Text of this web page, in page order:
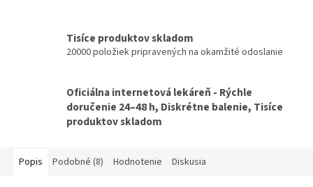
Tisíce produktov skladom
20000 položiek pripravených na okamžité odoslanie
Oficiálna internetová lekáreň - Rýchle
doručenie 24–48 h, Diskrétne balenie, Tisíce
produktov skladom
Popis Podobné (8) Hodnotenie Diskusia